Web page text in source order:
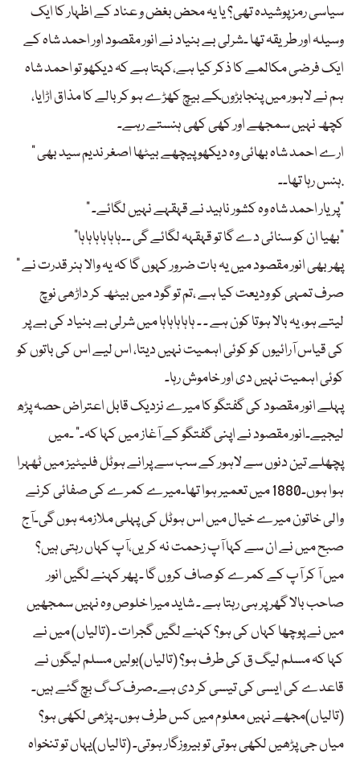
سیاسی رمز پوشیدہ تھی؟ یا یہ محض بغض و عناد کے اظہار کا ایک
وسیلہ اور طریقہ تھا ۔شرلی بے بنیاد نے انور مقصود اور احمد شاہ کے
ایک فرضی مکالمے کا ذکر کیا ہے،کہتا ہے کہ دیکھو تو احمد شاہ
ہم نے لاہور میں پنجابڑوںکے بیچ کھڑے ہو کربالے کا مذاق اڑایا،
کچھ نہیں سمجھے اور کھی کھی ہنستے رہے۔
” ارے احمد شاہ بھائی وہ دیکھو پیچھے بیٹھا اصغر ندیم سید بھی
ہنس رہا تھا۔۔.
” پر یار احمد شاہ وہ کشور ناہید نے قہقہے نہیں لگائے۔”
“بھیا ان کو سنائی دے گا تو قہقہہ لگائے گی ۔۔ہاہاہاہاہاہا”
” پھر بھی انور مقصود میں یہ بات ضرور کہوں گا کہ یہ والا ہنر قدرت نے
صرف تمہی کو ودیعت کیا ہے ،تم تو گود میں بیٹھ کر داڑھی نوچ
لیتے ہو، یہ بالا ہوتا کون ہے ۔ ۔ ہاہاہاہاہا میں شرلی بے بنیاد کی بے پر
کی قیاس آرائیوں کو کوئی اہمیت نہیں دیتا، اس لیے اس کی باتوں کو
کوئی اہمیت نہیں دی اور خاموش رہا۔
پہلے انور مقصود کی گفتگو کا میرے نزدیک قابل اعتراض حصہ پڑھ
لیجیے۔انور مقصود نے اپنی گفتگو کے آغاز میں کہا کہ۔” ۔میں
پچھلے تین دنوں سے لاہور کے سب سے پرانے ہوٹل فلیٹیز میں ٹھہرا
ہوا ہوں۔1880 میں تعمیر ہوا تھا۔میرے کمرے کی صفائی کرنے
والی خاتون میرے خیال میں اس ہوٹل کی پہلی ملازمہ ہوں گی۔آج
صبح میں نے ان سے کہا آپ زحمت نہ کریں،آپ کہاں رہتی ہیں؟
میں آ کر آپ کے کمرے کو صاف کروں گا ۔ پھر کہنے لگیں انور
صاحب بالا گھر پر ہی رہتا ہے ۔ شاید میرا خلوص وہ نہیں سمجھیں
میں نے پوچھا کہاں کی ہو؟ کہنے لگیں گجرات ۔ (تالیاں) میں نے
کہا کہ مسلم لیگ ق کی طرف ہو؟ (تالیاں)بولیں مسلم لیگوں نے
قاعدے کی ایسی کی تیسی کر دی ہے۔صرف ک گ بچ گئے ہیں۔
(تالیاں)مجھے نہیں معلوم میں کس طرف ہوں۔ پڑھی لکھی ہو؟
میاں جی پڑھیں لکھی ہوتی تو بیروزگار ہوتی۔ (تالیاں)یہاں تو تنخواہ